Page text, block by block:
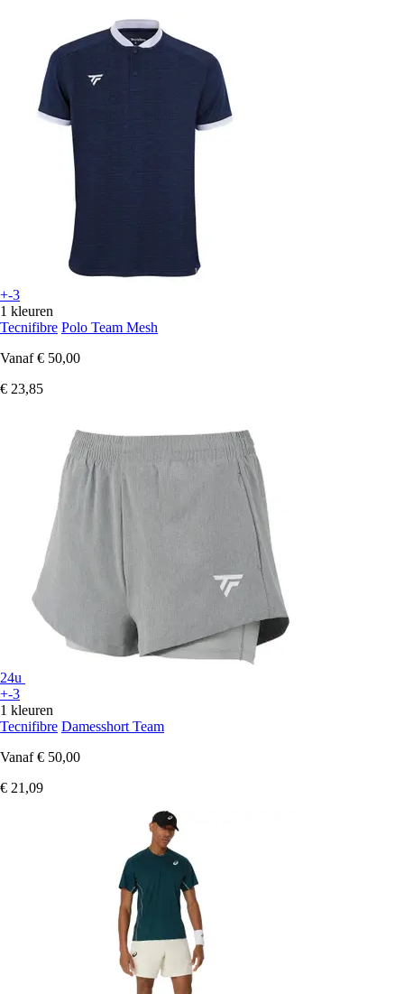
+-3
1 kleuren
Tecnifibre Polo Team Mesh
Vanaf € 50,00
€ 23,85
24u
+-3
1 kleuren
Tecnifibre Damesshort Team
Vanaf € 50,00
€ 21,09